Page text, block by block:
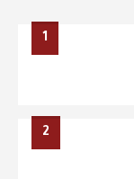
1
2